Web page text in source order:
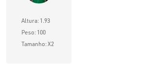
Altura: 1.93
Peso: 100
Tamanho: X2